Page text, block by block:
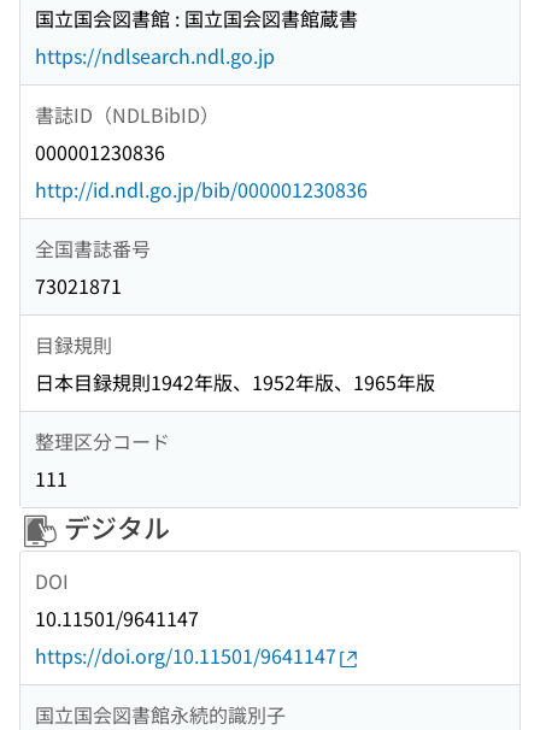
国立国会図書館 : 国立国会図書館蔵書
https://ndlsearch.ndl.go.jp
書誌ID（NDLBibID）
000001230836
http://id.ndl.go.jp/bib/000001230836
全国書誌番号
73021871
目録規則
日本目録規則1942年版、1952年版、1965年版
整理区分コード
111
デジタル
DOI
10.11501/9641147
https://doi.org/10.11501/9641147
国立国会図書館永続的識別子